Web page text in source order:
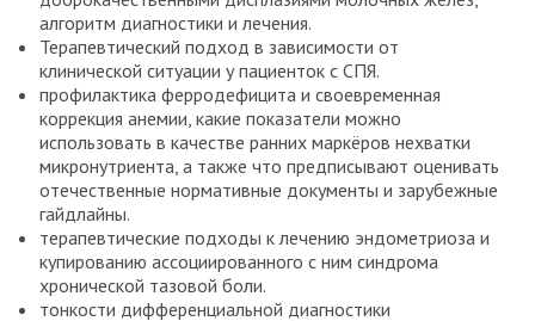
алгоритм диагностики и лечения.
Терапевтический подход в зависимости от
клинической ситуации у пациенток с СПЯ.
профилактика ферродефицита и своевременная
коррекция анемии, какие показатели можно
использовать в качестве ранних маркёров нехватки
микронутриента, а также что предписывают оценивать
отечественные нормативные документы и зарубежные
гайдлайны.
терапевтические подходы к лечению эндометриоза и
купированию ассоциированного с ним синдрома
хронической тазовой боли.
тонкости дифференциальной диагностики